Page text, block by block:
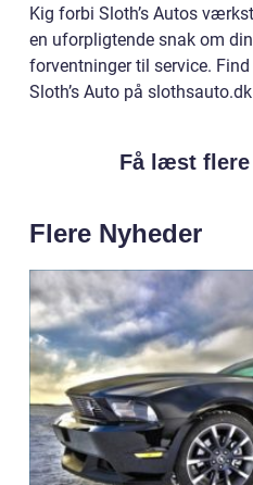
Kig forbi Sloth’s Autos
en uforpligtende snak om
forventninger til service.
Sloth’s Auto på slothsauto.dk
Få læst
Flere Nyheder